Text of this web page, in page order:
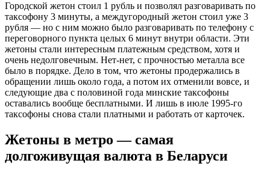
Городской жетон стоил 1 рубль и позволял разговаривать по
таксофону 3 минуты, а междугородный жетон стоил уже 3
рубля — но с ним можно было разговаривать по телефону с
переговорного пункта целых 6 минут внутри области. Эти
жетоны стали интересным платежным средством, хотя и
очень недолговечным. Нет-нет, с прочностью металла все
было в порядке. Дело в том, что жетоны продержались в
обращении лишь около года, а потом их отменили вовсе, и
следующие два с половиной года минские таксофоны
оставались вообще бесплатными. И лишь в июле 1995-го
таксофоны снова стали платными и работать от карточек.
Жетоны в метро — самая
долгоживущая валюта в Беларуси